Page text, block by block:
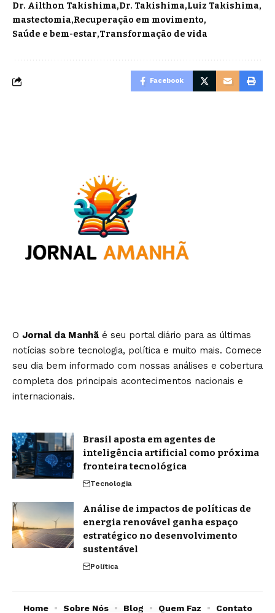
Dr. Ailthon Takishima Dr. Takishima Luiz Takishima
mastectomia Recuperação em movimento
Saúde e bem-estar Transformação de vida
Facebook
O Jornal da Manhã é seu portal diário para as últimas
notícias sobre tecnologia, política e muito mais. Comece
seu dia bem informado com nossas análises e cobertura
completa dos principais acontecimentos nacionais e
internacionais.
Brasil aposta em agentes de
inteligência artificial como próxima
fronteira tecnológica
Tecnologia
Análise de impactos de políticas de
energia renovável ganha espaço
estratégico no desenvolvimento
sustentável
Política
Home Sobre Nós Blog Quem Faz Contato